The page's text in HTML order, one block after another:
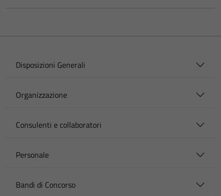
Disposizioni Generali
Organizzazione
Consulenti e collaboratori
Personale
Bandi di Concorso